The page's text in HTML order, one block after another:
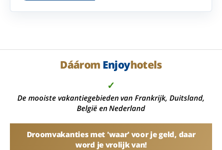
Dáárom Enjoyhotels
✓
De mooiste vakantiegebieden van Frankrijk, Duitsland,
België en Nederland
Droomvakanties met 'waar' voor je geld, daar
word je vrolijk van!